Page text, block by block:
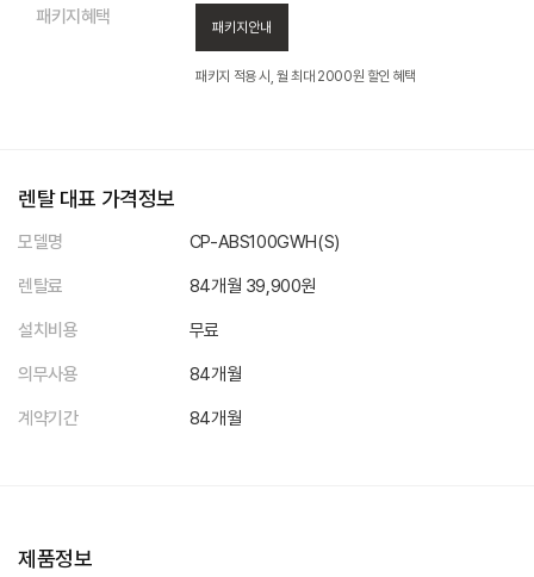
패키지혜택 패키지안내
패키지 적용 시, 월 최대 2000원 할인 혜택
렌탈 대표 가격정보
모델명 CP-ABS100GWH(S)
렌탈료 84개월 39,900원
설치비용 무료
의무사용 84개월
계약기간 84개월
제품정보